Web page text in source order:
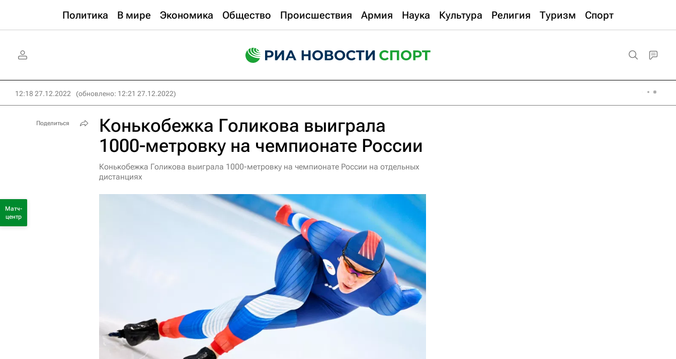
Политика В мире Экономика Общество Происшествия Армия Наука Культура Религия Туризм Спорт
12:18 27.12.2022 (обновлено: 12:21 27.12.2022)
Конькобежка Голикова выиграла
1000-метровку на чемпионате России
Конькобежка Голикова выиграла 1000-метровку на чемпионате России на отдельных
дистанциях
Поделиться
Матч-
центр